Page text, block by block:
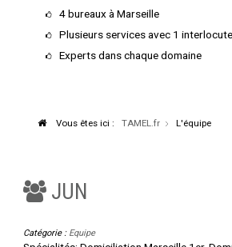
4 bureaux à Marseille
Plusieurs services avec 1
Experts dans chaque domaine
Vous êtes ici : TAMEL.fr L'équipe
JUN
Catégorie : Equipe